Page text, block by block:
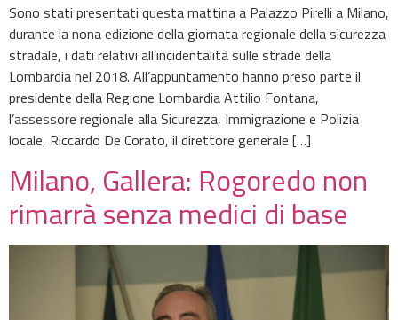
Sono stati presentati questa mattina a Palazzo Pirelli a Milano,
durante la nona edizione della giornata regionale della sicurezza
stradale, i dati relativi all’incidentalità sulle strade della
Lombardia nel 2018. All’appuntamento hanno preso parte il
presidente della Regione Lombardia Attilio Fontana,
l’assessore regionale alla Sicurezza, Immigrazione e Polizia
locale, Riccardo De Corato, il direttore generale […]
Milano, Gallera: Rogoredo non
rimarrà senza medici di base